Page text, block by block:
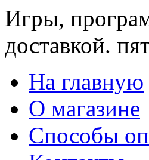
Игры,
доставкой.
На главную
О магазине
Способы